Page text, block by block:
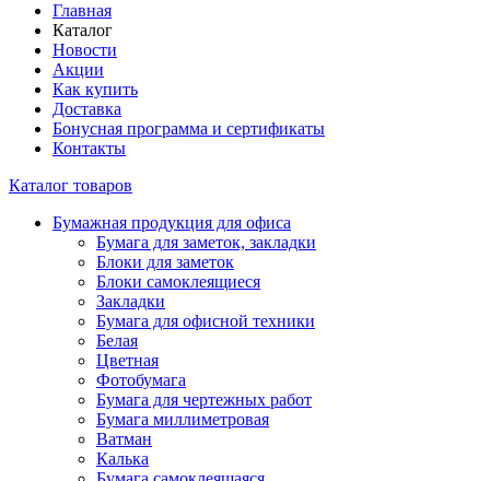
Главная
Каталог
Новости
Акции
Как купить
Доставка
Бонусная программа и сертификаты
Контакты
Каталог товаров
Бумажная продукция для офиса
Бумага для заметок, закладки
Блоки для заметок
Блоки самоклеящиеся
Закладки
Бумага для офисной техники
Белая
Цветная
Фотобумага
Бумага для чертежных работ
Бумага миллиметровая
Ватман
Калька